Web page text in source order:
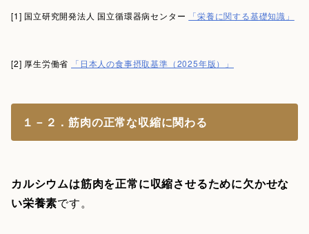
[1] 国立研究開発法人 国立循環器病センター 「栄養に関する基礎知識」
[2] 厚生労働省 「日本人の食事摂取基準（2025年版）」
１－２．筋肉の正常な収縮に関わる
カルシウムは筋肉を正常に収縮させるために欠かせな
い栄養素です。